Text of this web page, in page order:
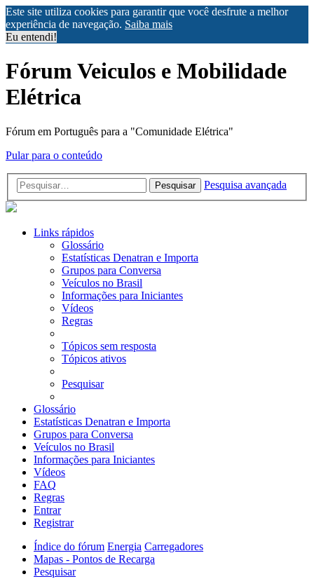
Este site utiliza cookies para garantir que você desfrute a melhor
experiência de navegação. Saiba mais
Eu entendi!
Fórum Veiculos e Mobilidade
Elétrica
Fórum em Português para a "Comunidade Elétrica"
Pular para o conteúdo
Pesquisar Pesquisa avançada
Links rápidos
Glossário
Estatísticas Denatran e Importa
Grupos para Conversa
Veículos no Brasil
Informações para Iniciantes
Vídeos
Regras
Tópicos sem resposta
Tópicos ativos
Pesquisar
Glossário
Estatísticas Denatran e Importa
Grupos para Conversa
Veículos no Brasil
Informações para Iniciantes
Vídeos
FAQ
Regras
Entrar
Registrar
Índice do fórum Energia Carregadores
Mapas - Pontos de Recarga
Pesquisar